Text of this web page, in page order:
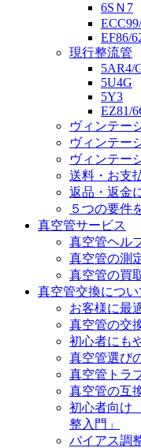
6SＮ7
EF86/
現行整流管
5AR4/
5U4G
5Y3
EZ81/
ヴィンテー
ヴィンテー
ヴィンテー
送料・お支
返品・返金
５つの要件
真空管サービス
真空管ヘル
真空管の測
真空管の買
真空管交換につい
お客様に最
真空管の交
初心者にも
真空管選び
真空管トラ
真空管の互
初心者向け
整入門」
バイアス調